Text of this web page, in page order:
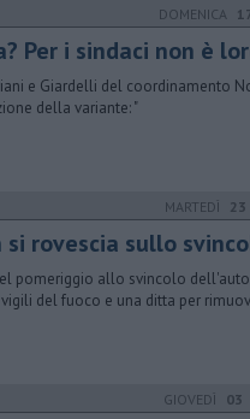
DOMENICA
Per i sindaci non è
e Giardelli del coordinamento
della variante: "
MARTEDÌ
si rovescia sullo
pomeriggio allo svincolo
del fuoco e una ditta per
GIOVEDÌ 03